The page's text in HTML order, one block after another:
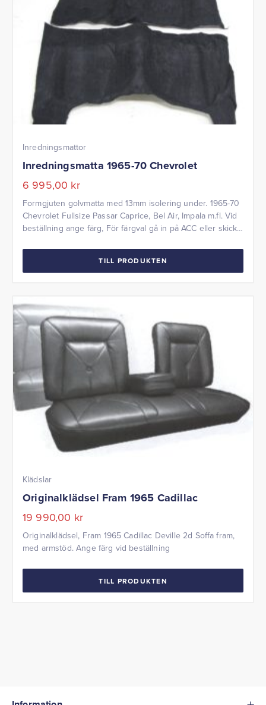
Inredningsmattor
Inredningsmatta 1965-70 Chevrolet
6 995,00 kr
Formgjuten golvmatta med 13mm isolering under. 1965-70
Chevrolet Fullsize Passar Caprice, Bel Air, Impala m.fl. Vid
beställning ange färg, För färgval gå in på ACC eller skicka
TILL PRODUKTEN
Klädslar
Originalklädsel Fram 1965 Cadillac
19 990,00 kr
Originalklädsel, Fram 1965 Cadillac Deville 2d Soffa fram,
med armstöd. Ange färg vid beställning
TILL PRODUKTEN